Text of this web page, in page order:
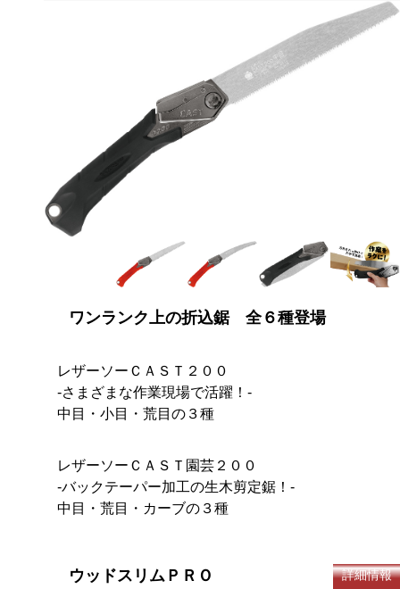
ワンランク上の折込鋸 全６種登場
レザーソーＣＡＳＴ２００
-さまざまな作業現場で活躍！-
中目・小目・荒目の３種
レザーソーＣＡＳＴ園芸２００
-バックテーパー加工の生木剪定鋸！-
中目・荒目・カーブの３種
ウッドスリムＰＲＯ 詳細情報